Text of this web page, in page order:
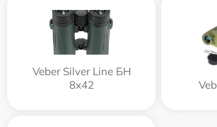
Veber Silver Line БН
8x42